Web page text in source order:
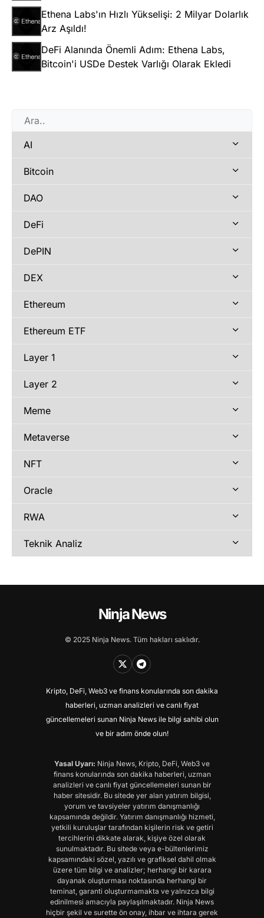
Ethena Labs'ın Hızlı Yükselişi: 2 Milyar Dolarlık
Arz Aşıldı!
DeFi Alanında Önemli Adım: Ethena Labs,
Bitcoin'i USDe Destek Varlığı Olarak Ekledi
AI
Bitcoin
DAO
DeFi
DePIN
DEX
Ethereum
Ethereum ETF
Layer 1
Layer 2
Meme
Metaverse
NFT
Oracle
RWA
Teknik Analiz
Ninja News
© 2025 Ninja News. Tüm hakları saklıdır.
Kripto, DeFi, Web3 ve finans konularında son dakika
haberleri, uzman analizleri ve canlı fiyat
güncellemeleri sunan Ninja News ile bilgi sahibi olun
ve bir adım önde olun!
Yasal Uyarı: Ninja News, Kripto, DeFi, Web3 ve
finans konularında son dakika haberleri, uzman
analizleri ve canlı fiyat güncellemeleri sunan bir
haber sitesidir. Bu sitede yer alan yatırım bilgisi,
yorum ve tavsiyeler yatırım danışmanlığı
kapsamında değildir. Yatırım danışmanlığı hizmeti,
yetkili kuruluşlar tarafından kişilerin risk ve getiri
tercihlerini dikkate alarak, kişiye özel olarak
sunulmaktadır. Bu sitede veya e-bültenlerimiz
kapsamındaki sözel, yazılı ve grafiksel dahil olmak
üzere tüm bilgi ve analizler; herhangi bir karara
dayanak oluşturması noktasında herhangi bir
teminat, garanti oluşturmamakta ve yalnızca bilgi
edinilmesi amacıyla paylaşılmaktadır. Ninja News
hiçbir şekil ve surette ön onay, ihbar ve ihtara gerek